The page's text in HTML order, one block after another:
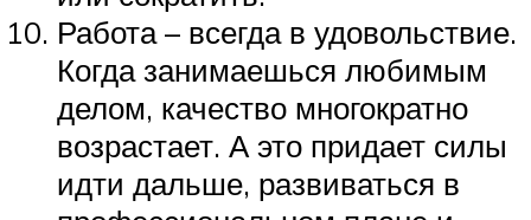
Работа – всегда в удовольствие.
Когда занимаешься любимым
делом, качество многократно
возрастает. А это придает силы
идти дальше, развиваться в